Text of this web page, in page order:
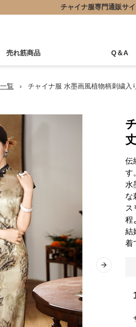
チャイナ服専門通販サ
売れ筋商品 Q＆A
覧 › チャイナ服 水墨画風植物柄刺繍入
Next slide
伝
す
水
な
ス
程
結
着